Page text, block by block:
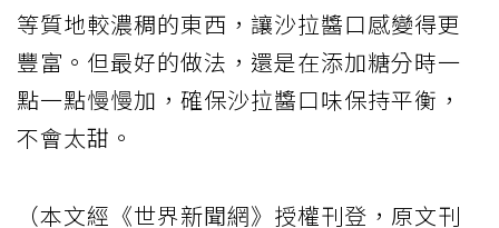
等質地較濃稠的東西，讓沙拉醬口感變得更
豐富。但最好的做法，還是在添加糖分時一
點一點慢慢加，確保沙拉醬口味保持平衡，
不會太甜。
（本文經《世界新聞網》授權刊登，原文刊